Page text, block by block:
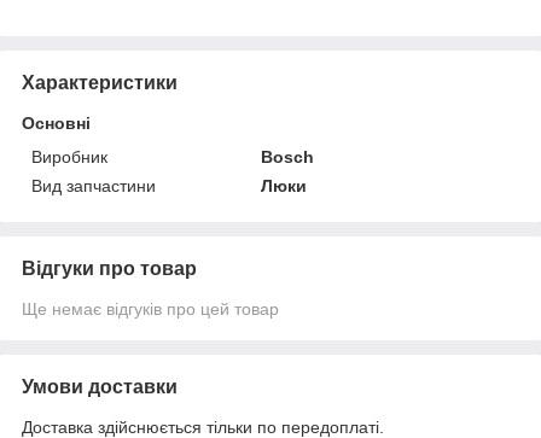
Характеристики
Основні
Виробник
Bosch
Вид запчастини
Люки
Відгуки про товар
Ще немає відгуків про цей товар
Умови доставки
Доставка здійснюється тільки по передоплаті.